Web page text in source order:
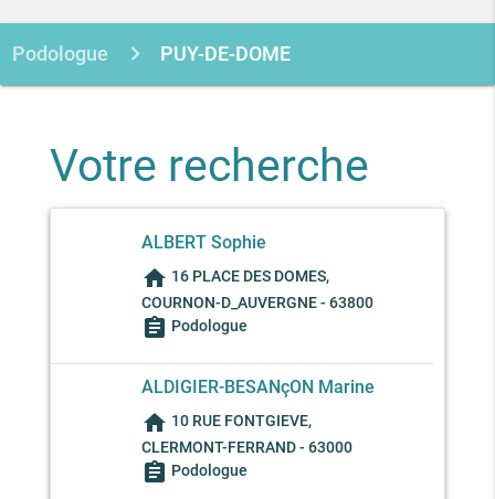
Podologue PUY-DE-DOME
Votre recherche
ALBERT Sophie
home 16 PLACE DES DOMES,
COURNON-D_AUVERGNE - 63800
assignment Podologue
ALDIGIER-BESANçON Marine
home 10 RUE FONTGIEVE,
CLERMONT-FERRAND - 63000
assignment Podologue